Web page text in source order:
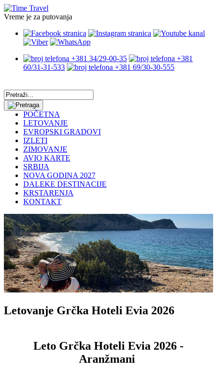
Vreme je za putovanja
+381 34/29-00-35
+381
60/31-31-533
+381 69/30-30-555
POČETNA
LETOVANJE
EVROPSKI GRADOVI
IZLETI
ZIMOVANJE
AVIO KARTE
SRBIJA
NOVA GODINA 2027
DALEKE DESTINACIJE
KRSTARENJA
KONTAKT
Letovanje Grčka Hoteli Evia 2026
Leto Grčka Hoteli Evia 2026 -
Aranžmani